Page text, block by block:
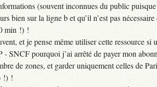
(souvent inconnues du public
bien sur la ligne b et qu’il n’est pas
min !) !
et je pense même utiliser cette ressource si
SNCF pourquoi j’ai arrêté de payer mon
de zones, et garder uniquement celles de
!) !